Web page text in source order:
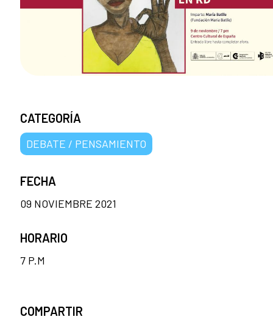
CATEGORÍA
DEBATE / PENSAMIENTO
FECHA
09 NOVIEMBRE 2021
HORARIO
7 P.M
COMPARTIR